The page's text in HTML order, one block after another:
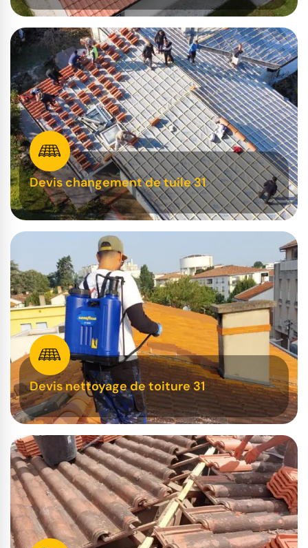
Devis changement de tuile 31
Devis nettoyage de toiture 31